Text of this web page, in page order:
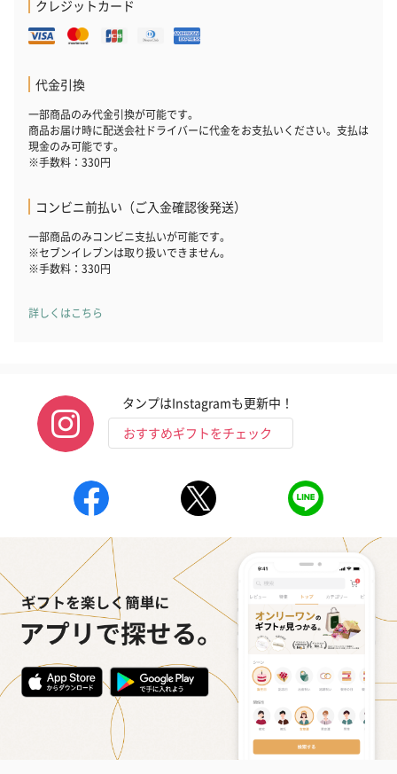
クレジットカード
代金引換
一部商品のみ代金引換が可能です。
商品お届け時に配送会社ドライバーに代金をお支払いください。支払は
現金のみ可能です。
※手数料：330円
コンビニ前払い（ご入金確認後発送）
一部商品のみコンビニ支払いが可能です。
※セブンイレブンは取り扱いできません。
※手数料：330円
詳しくはこちら
タンプはInstagramも更新中！
おすすめギフトをチェック